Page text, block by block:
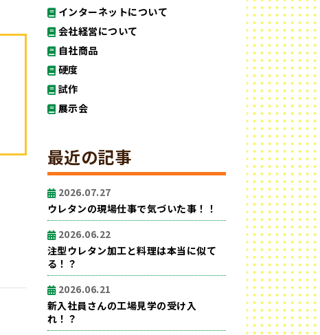
インターネットについて
会社経営について
自社商品
硬度
試作
展示会
最近の記事
2026.07.27
ウレタンの現場仕事で気づいた事！！
2026.06.22
注型ウレタン加工と料理は本当に似て
る！？
2026.06.21
新入社員さんの工場見学の受け入
れ！？